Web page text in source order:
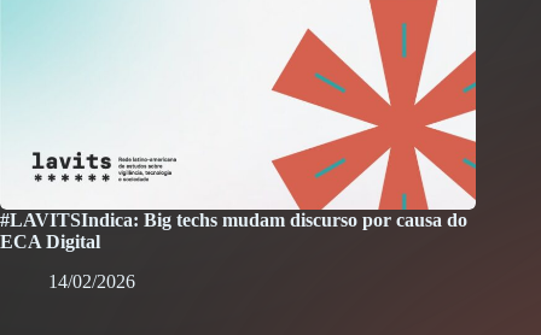
#LAVITSIndica: Big techs mudam discurso por causa do
ECA Digital
14/02/2026